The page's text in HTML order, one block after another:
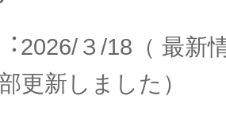
３/18（ 最新
更新しました）